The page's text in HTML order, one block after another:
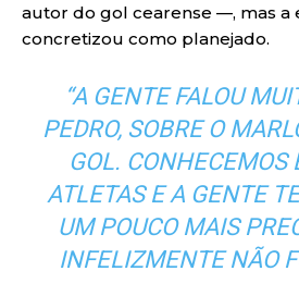
autor do gol cearense —, mas a
concretizou como planejado.
“A GENTE FALOU
PEDRO, SOBRE O
GOL. CONHECEMOS
ATLETAS E A GENTE
UM POUCO MAIS
INFELIZMENTE NÃO